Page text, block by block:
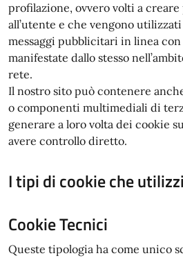
profilazione, ovvero volti a
all’utente e che vengono
messaggi pubblicitari in linea
manifestate dallo stesso
rete.
Il nostro sito può contenere
o componenti multimediali di
generare a loro volta dei cookie
avere controllo diretto.
I tipi di cookie che
Cookie Tecnici
Queste tipologia ha come unico